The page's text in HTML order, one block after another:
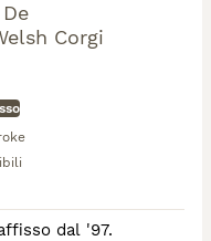
Corgi
dal '97.